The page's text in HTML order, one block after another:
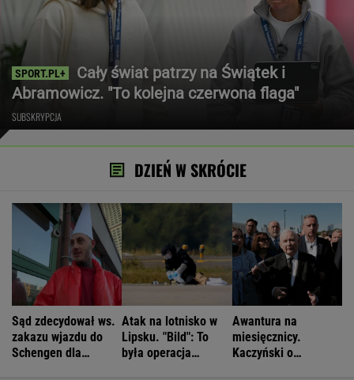
Cały świat patrzy na Świątek i
Abramowicz. "To kolejna czerwona flaga"
SUBSKRYPCJA
DZIEŃ W SKRÓCIE
Sąd zdecydował ws.
zakazu wjazdu do
Schengen dla
Atak na lotnisko w
Lipsku. "Bild": To
była operacja
Awantura na
miesięcznicy.
Kaczyński o